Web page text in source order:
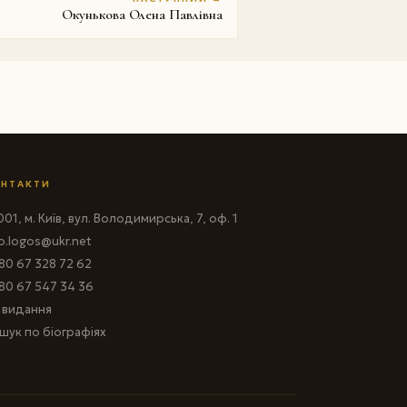
Окунькова Олена Павлівна
м. Київ, вул. Володимирська, 7, оф. 1
67 328 72 62
67 547 34 36
видання
по біографіях